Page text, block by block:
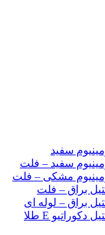
سفید
سفید – فلت
مشکی – فلت
براق – فلت
براق – لوله ای
رادیاتور حوله ای استیل دکوراتیو E طلا